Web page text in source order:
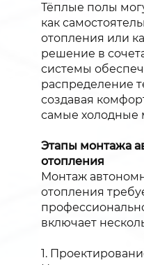
Тёплые полы
как
отопления или
решение в
системы
распределение
создавая
самые холодные
Этапы монтажа
отопления
Монтаж
отопления
включает
1.